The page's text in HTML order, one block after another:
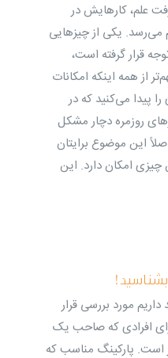
علم، کارهایش در
می‌رسد. یکی از چیزهایی
قرار گرفته است،
از همه اینکه امکانات
پیدا می‌کنید که در
روزمره دچار مشکل
این موضوع برایتان
چیزی امکان دارد. این
مورد بررسی قرار
افرادی که صاحب یک
است. پارکینگ مناسب که